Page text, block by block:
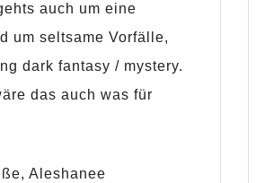
auch um eine
um seltsame Vorfälle,
dark fantasy / mystery.
das auch was für
Aleshanee